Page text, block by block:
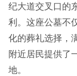
纪大道交叉口的
利。这座公墓不
化的葬礼选择，
附近居民提供了
地。